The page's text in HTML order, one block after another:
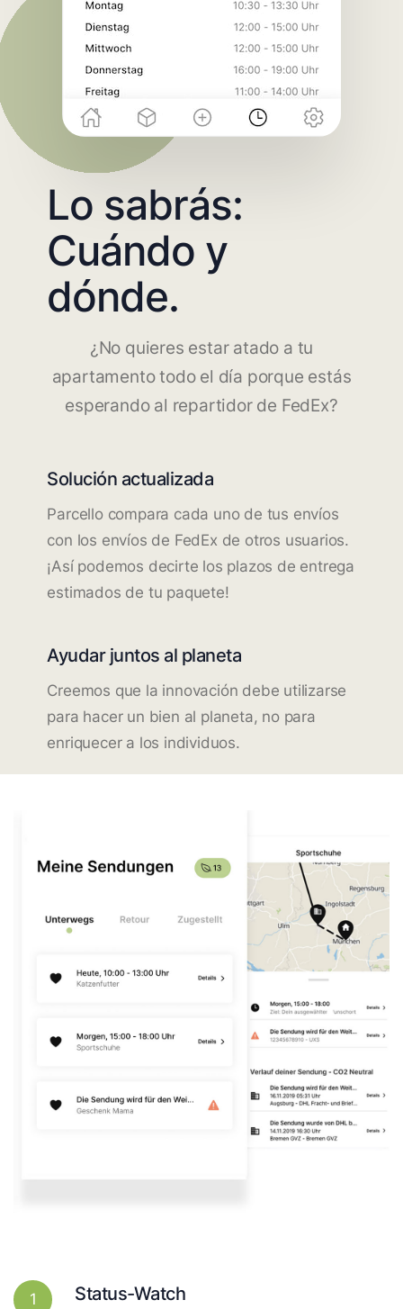
Lo sabrás:
Cuándo y
dónde.
¿No quieres estar atado a tu
apartamento todo el día porque estás
esperando al repartidor de FedEx?
Solución actualizada
Parcello compara cada uno de tus envíos
con los envíos de FedEx de otros usuarios.
¡Así podemos decirte los plazos de entrega
estimados de tu paquete!
Ayudar juntos al planeta
Creemos que la innovación debe utilizarse
para hacer un bien al planeta, no para
enriquecer a los individuos.
1 Status-Watch